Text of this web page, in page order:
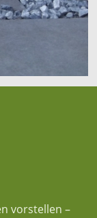
vorstellen –